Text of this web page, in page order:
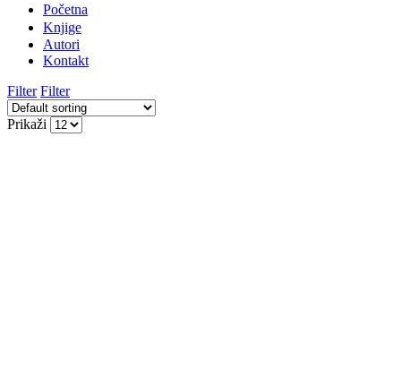
Početna
Knjige
Autori
Kontakt
Filter Filter
Prikaži